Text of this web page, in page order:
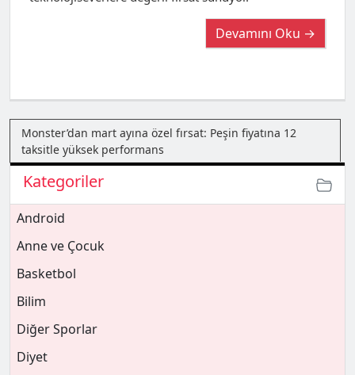
Devamını Oku →
Monster’dan mart ayına özel fırsat: Peşin fiyatına 12
taksitle yüksek performans
Kategoriler
Android
Anne ve Çocuk
Basketbol
Bilim
Diğer Sporlar
Diyet